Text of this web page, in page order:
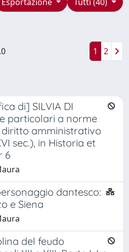
1 2
di] SILVIA DI
particolari a norme
amministrativo
sec.), in Historia et
6
dantesco:
e Siena
del feudo